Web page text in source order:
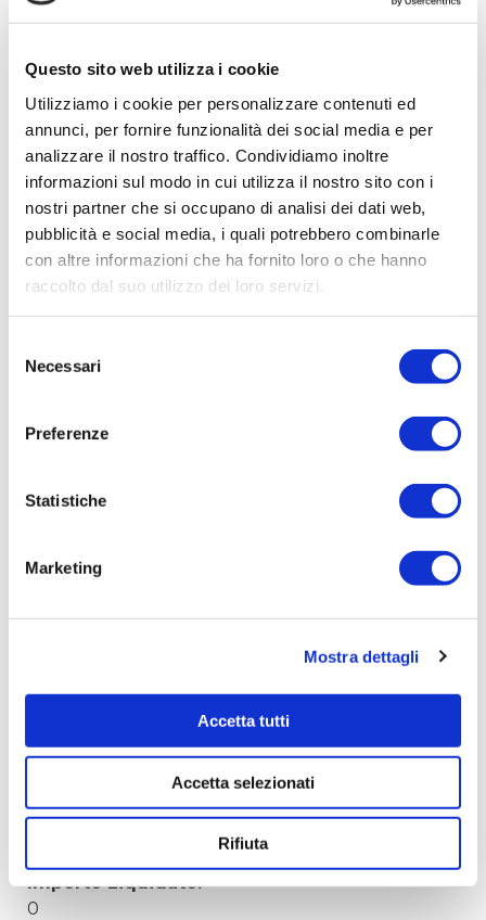
Questo sito web utilizza i cookie
Utilizziamo i cookie per personalizzare contenuti ed
annunci, per fornire funzionalità dei social media e per
analizzare il nostro traffico. Condividiamo inoltre
informazioni sul modo in cui utilizza il nostro sito con i
nostri partner che si occupano di analisi dei dati web,
pubblicità e social media, i quali potrebbero combinarle
con altre informazioni che ha fornito loro o che hanno
raccolto dal suo utilizzo dei loro servizi.
delNecessari
Preferenze
Statistiche
Marketing
Mostra dettagli
Accetta tutti
Accetta selezionati
Rifiuta
CIG:
ZE021D27E6
Struttura proponente:
'Irisacqua srl P.I./C.F. 01070220312. - Ufficio
Tecnico
Oggetto:
PRESTAZIONI PROFESSIONALI DI
COORDINAMENTO PER LA SICUREZZA IN FASE
DI PROGETTAZIONE ED ESECUZIONE AI SENSI
RAZIONALIZZAZIONE DELLO SCHEMA
GRADISCA)
Affidamento ai sensi del Regolamento Generale
SABEG Studio Tecnico Associato
geom.Bergamasco e Gravina - cod. fisc.
Importo Aggiudicazione:
Tempi di completamento:
Importo Liquidato:
0